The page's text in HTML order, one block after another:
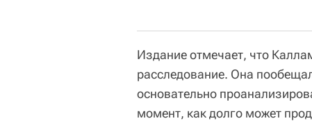
Издание отмечает, что
расследование. Она
основательно
момент, как долго может